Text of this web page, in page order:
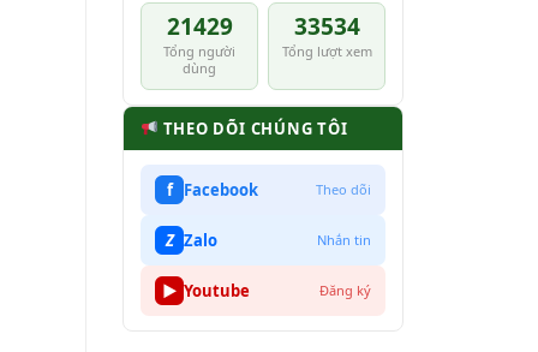
21429
Tổng người
dùng
33534
Tổng lượt xem
THEO DÕI CHÚNG TÔI
f Facebook Theo dõi
Z Zalo Nhắn tin
▶ Youtube Đăng ký